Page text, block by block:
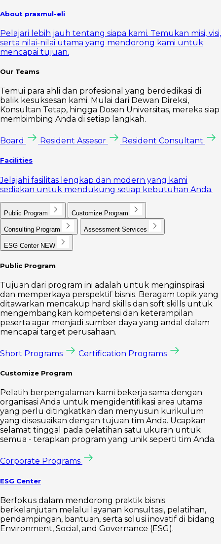
About prasmul-eli
Pelajari lebih jauh tentang siapa kami. Temukan misi, visi,
serta nilai-nilai utama yang mendorong kami untuk
mencapai tujuan.
Our Teams
Temui para ahli dan profesional yang berdedikasi di
balik kesuksesan kami. Mulai dari Dewan Direksi,
Konsultan Tetap, hingga Dosen Universitas, mereka siap
membimbing Anda di setiap langkah.
Board Resident Assesor Resident Consultant
Facilities
Jelajahi fasilitas lengkap dan modern yang kami
sediakan untuk mendukung setiap kebutuhan Anda.
Public Program Customize Program
Consulting Program Assessment Services
ESG Center NEW
Public Program
Tujuan dari program ini adalah untuk menginspirasi
dan memperkaya perspektif bisnis. Beragam topik yang
ditawarkan mencakup hard skills dan soft skills untuk
mengembangkan kompetensi dan keterampilan
peserta agar menjadi sumber daya yang andal dalam
mencapai target perusahaan.
Short Programs Certification Programs
Customize Program
Pelatih berpengalaman kami bekerja sama dengan
organisasi Anda untuk mengidentifikasi area utama
yang perlu ditingkatkan dan menyusun kurikulum
yang disesuaikan dengan tujuan tim Anda. Ucapkan
selamat tinggal pada pelatihan satu ukuran untuk
semua - terapkan program yang unik seperti tim Anda.
Corporate Programs
ESG Center
Berfokus dalam mendorong praktik bisnis
berkelanjutan melalui layanan konsultasi, pelatihan,
pendampingan, bantuan, serta solusi inovatif di bidang
Environment, Social, and Governance (ESG).